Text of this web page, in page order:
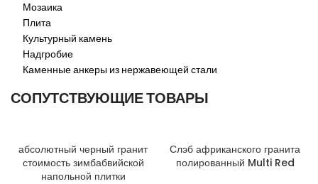
Мозаика
Плита
Культурный камень
Надгробие
Каменные анкеры из нержавеющей стали
СОПУТСТВУЮЩИЕ ТОВАРЫ
абсолютный черный гранит
стоимость зимбабвийской
напольной плитки
Слэб африканского гранита
полированный Multi Red